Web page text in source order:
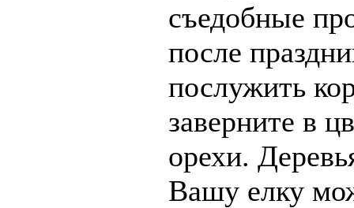
съедобные
после
послужить
заверните в
орехи.
Вашу елку